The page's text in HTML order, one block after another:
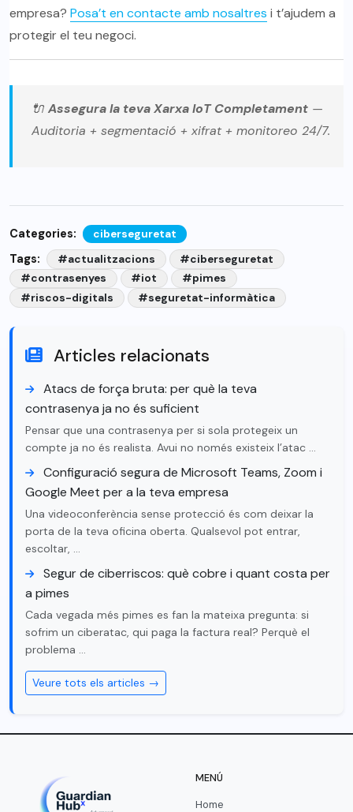
empresa? Posa’t en contacte amb nosaltres i t’ajudem a
protegir el teu negoci.
🔌 Assegura la teva Xarxa IoT Completament —
Auditoria + segmentació + xifrat + monitoreo 24/7.
Categories: ciberseguretat
Tags: #actualitzacions
#ciberseguretat
#contrasenyes
#iot
#pimes
#riscos-digitals
#seguretat-informàtica
Articles relacionats
Atacs de força bruta: per què la teva
contrasenya ja no és suficient
Pensar que una contrasenya per si sola protegeix un
compte ja no és realista. Avui no només existeix l’atac …
Configuració segura de Microsoft Teams, Zoom i
Google Meet per a la teva empresa
Una videoconferència sense protecció és com deixar la
porta de la teva oficina oberta. Qualsevol pot entrar,
escoltar, …
Segur de ciberriscos: què cobre i quant costa per
a pimes
Cada vegada més pimes es fan la mateixa pregunta: si
sofrim un ciberatac, qui paga la factura real? Perquè el
problema …
Veure tots els articles →
MENÚ
Home